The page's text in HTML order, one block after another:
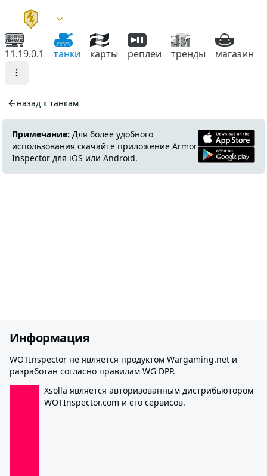
11.19.0.1 танки карты реплеи тренды магазин
назад к танкам
Примечание: Для более удобного
использования скачайте приложение Armor
Inspector для iOS или Android.
Информация
WOTInspector не является продуктом Wargaming.net и
разработан согласно правилам WG DPP.
Xsolla является авторизованным дистрибьютором
WOTInspector.com и его сервисов.